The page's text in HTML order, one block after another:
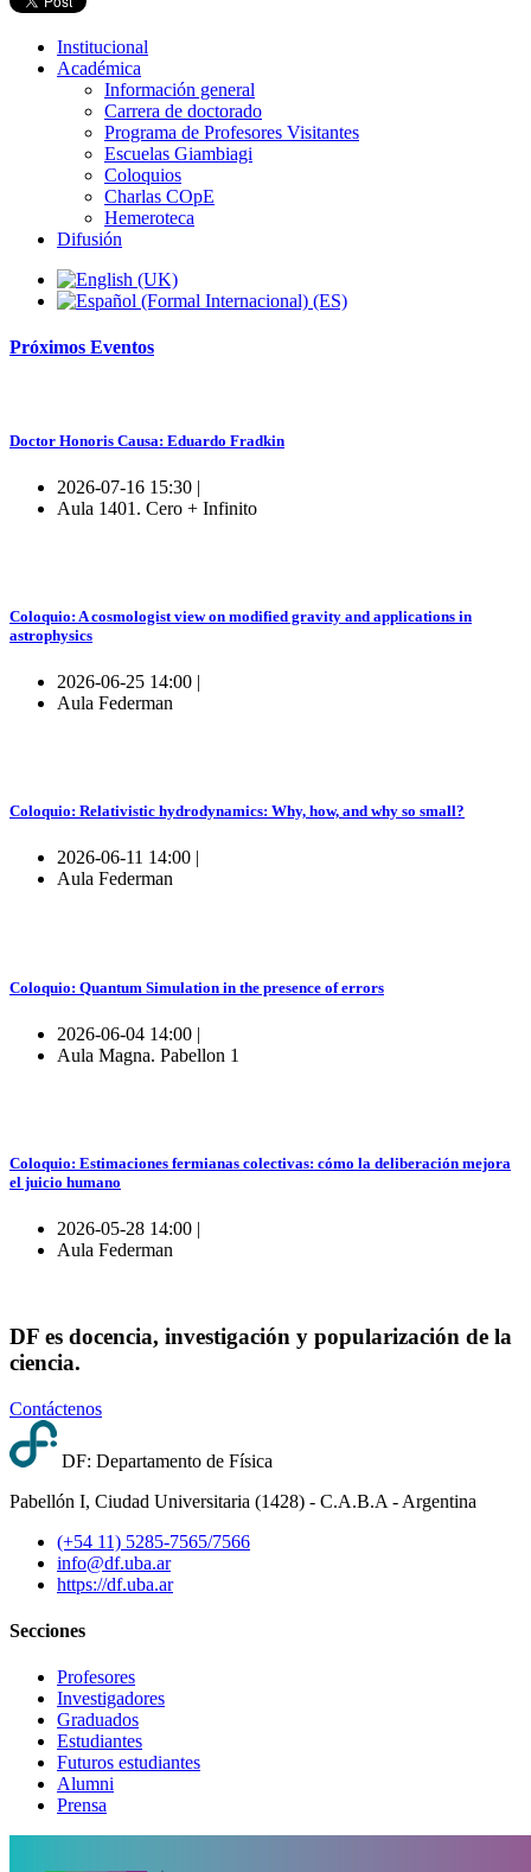
Institucional
Académica
Información general
Carrera de doctorado
Programa de Profesores Visitantes
Escuelas Giambiagi
Coloquios
Charlas COpE
Hemeroteca
Difusión
Próximos Eventos
Doctor Honoris Causa: Eduardo Fradkin
2026-07-16 15:30 |
Aula 1401. Cero + Infinito
Coloquio: A cosmologist view on modified gravity and applications in
astrophysics
2026-06-25 14:00 |
Aula Federman
Coloquio: Relativistic hydrodynamics: Why, how, and why so small?
2026-06-11 14:00 |
Aula Federman
Coloquio: Quantum Simulation in the presence of errors
2026-06-04 14:00 |
Aula Magna. Pabellon 1
Coloquio: Estimaciones fermianas colectivas: cómo la deliberación mejora
el juicio humano
2026-05-28 14:00 |
Aula Federman
DF es docencia, investigación y popularización de la
ciencia.
Contáctenos
DF: Departamento de Física
Pabellón I, Ciudad Universitaria (1428) - C.A.B.A - Argentina
(+54 11) 5285-7565/7566
info@df.uba.ar
https://df.uba.ar
Secciones
Profesores
Investigadores
Graduados
Estudiantes
Futuros estudiantes
Alumni
Prensa